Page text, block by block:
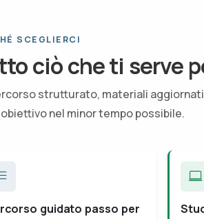
SCEGLIERCI
ciò che ti serve
strutturato, materiali
nel minor tempo possibile.
guidato passo per